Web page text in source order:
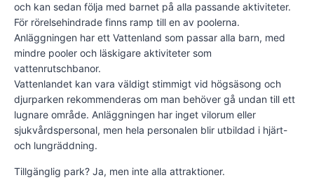
och kan sedan följa med barnet på alla passande aktiviteter.
För rörelsehindrade finns ramp till en av poolerna.
Anläggningen har ett Vattenland som passar alla barn, med
mindre pooler och läskigare aktiviteter som
vattenrutschbanor.
Vattenlandet kan vara väldigt stimmigt vid högsäsong och
djurparken rekommenderas om man behöver gå undan till ett
lugnare område. Anläggningen har inget vilorum eller
sjukvårdspersonal, men hela personalen blir utbildad i hjärt-
och lungräddning.
Tillgänglig park? Ja, men inte alla attraktioner.